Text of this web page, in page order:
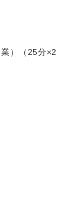
）（25分×2